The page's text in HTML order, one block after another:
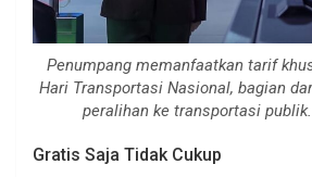
Penumpang memanfaatkan tarif
Hari Transportasi Nasional, bagian
peralihan ke transportasi publik.
Gratis Saja Tidak Cukup